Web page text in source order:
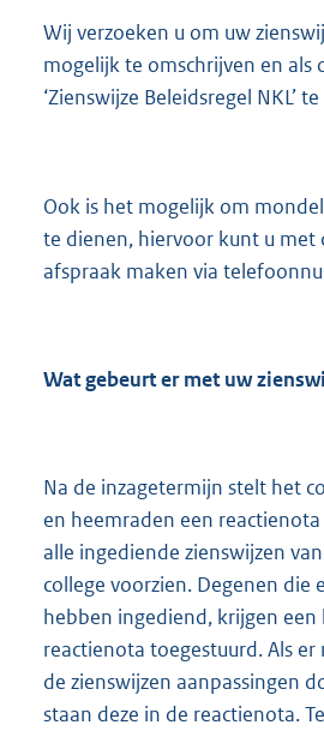
Wij verzoeken u om uw
mogelijk te omschrijven en als
‘Zienswijze Beleidsregel NKL’
Ook is het mogelijk om
te dienen, hiervoor kunt u met
afspraak maken via
Wat gebeurt er met uw
Na de inzagetermijn stelt het
en heemraden een
alle ingediende zienswijzen
college voorzien. Degenen die
hebben ingediend, krijgen een
reactienota toegestuurd. Als
de zienswijzen aanpassingen
staan deze in de reactienota.